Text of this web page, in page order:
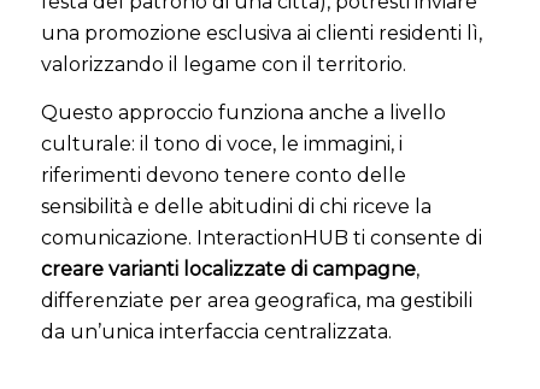
una promozione esclusiva ai clienti residenti lì,
valorizzando il legame con il territorio.
Questo approccio funziona anche a livello
culturale: il tono di voce, le immagini, i
riferimenti devono tenere conto delle
sensibilità e delle abitudini di chi riceve la
comunicazione. InteractionHUB ti consente di
creare varianti localizzate di campagne,
differenziate per area geografica, ma gestibili
da un’unica interfaccia centralizzata.